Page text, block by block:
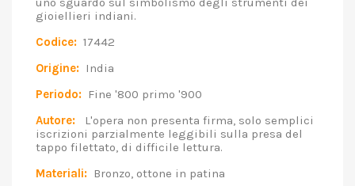
gioiellieri indiani.
Codice: 17442
Origine: India
Periodo: Fine '800 primo '900
Autore: L'opera non presenta firma, solo semplici
iscrizioni parzialmente leggibili sulla presa del
tappo filettato, di difficile lettura.
Materiali: Bronzo, ottone in patina